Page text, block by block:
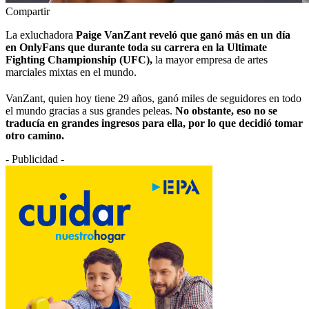
Compartir
La exluchadora Paige VanZant reveló que ganó más en un día
en OnlyFans que durante toda su carrera en la Ultimate
Fighting Championship (UFC), la mayor empresa de artes
marciales mixtas en el mundo.
VanZant, quien hoy tiene 29 años, ganó miles de seguidores en todo
el mundo gracias a sus grandes peleas. No obstante, eso no se
traducía en grandes ingresos para ella, por lo que decidió tomar
otro camino.
- Publicidad -